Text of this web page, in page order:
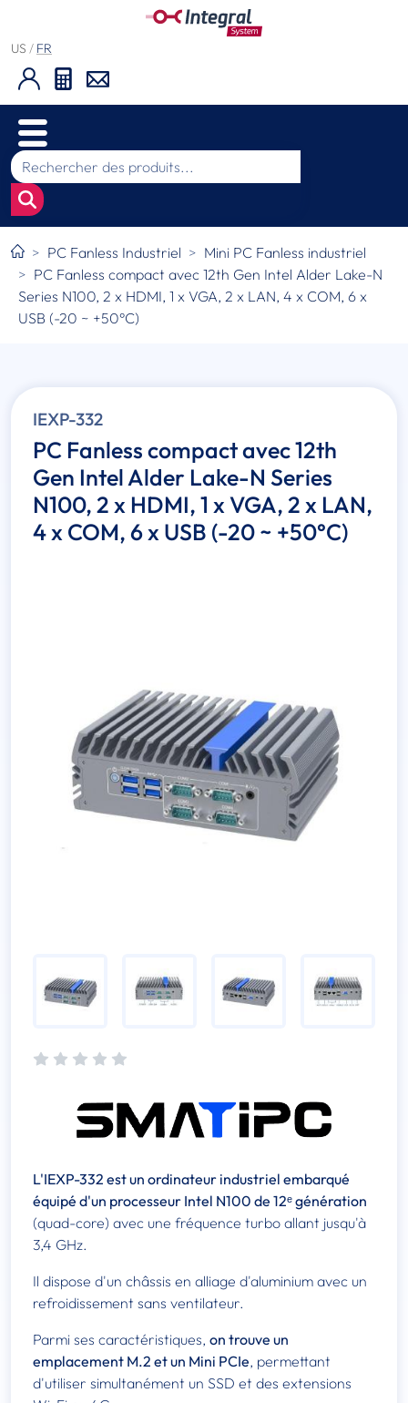
US / FR
PC Fanless Industriel
Mini PC Fanless industriel
PC Fanless compact avec 12th Gen Intel Alder Lake-N
Series N100, 2 x HDMI, 1 x VGA, 2 x LAN, 4 x COM, 6 x
USB (-20 ~ +50°C)
IEXP-332
PC Fanless compact avec 12th
Gen Intel Alder Lake-N Series
N100, 2 x HDMI, 1 x VGA, 2 x LAN,
4 x COM, 6 x USB (-20 ~ +50°C)
L'IEXP-332 est un ordinateur industriel embarqué
équipé d'un processeur Intel N100 de 12ᵉ génération
(quad-core) avec une fréquence turbo allant jusqu'à
3,4 GHz.
Il dispose d'un châssis en alliage d'aluminium avec un
refroidissement sans ventilateur.
Parmi ses caractéristiques, on trouve un
emplacement M.2 et un Mini PCIe, permettant
d'utiliser simultanément un SSD et des extensions